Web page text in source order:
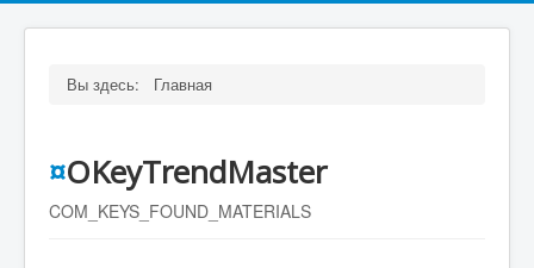
Вы здесь: Главная
¤OKeyTrendMaster
COM_KEYS_FOUND_MATERIALS